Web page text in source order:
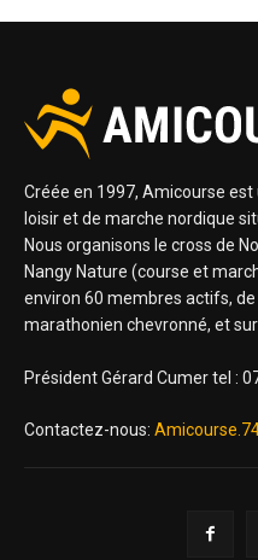
Créée en 1997, Amicourse
loisir et de marche nordique
Nous organisons le cross de
Nangy Nature (course et
environ 60 membres actifs,
marathonien chevronné, et
Président Gérard Cumer tel :
Contactez-nous: